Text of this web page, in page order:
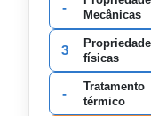
-
Mecânicas
3
físicas
-
Tratamento
térmico